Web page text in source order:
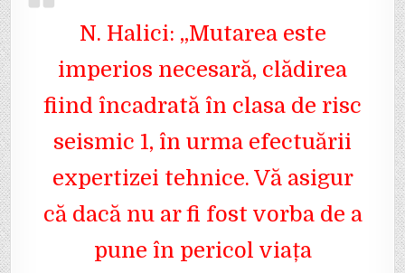
N. Halici: „Mutarea este
imperios necesară, clădirea
fiind încadrată în clasa de risc
seismic 1, în urma efectuării
expertizei tehnice. Vă asigur
că dacă nu ar fi fost vorba de a
pune în pericol viața